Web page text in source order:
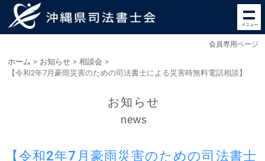
メニュー
会員専用ページ
ホーム > お知らせ > 相談会 >
【令和2年7月豪雨災害のための司法書士による災害時無料電話相談】
お知らせ
news
【令和2年7月豪雨災害のための司法書士